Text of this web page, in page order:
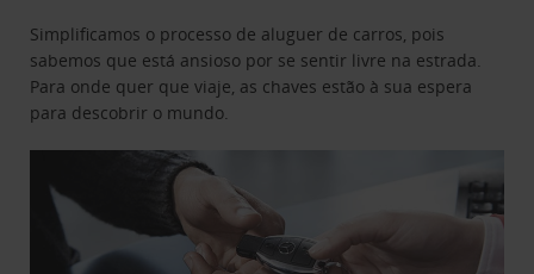
Simplificamos o processo de aluguer de carros, pois
sabemos que está ansioso por se sentir livre na estrada.
Para onde quer que viaje, as chaves estão à sua espera
para descobrir o mundo.